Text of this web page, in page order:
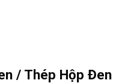
/ Thép Hộp Đen